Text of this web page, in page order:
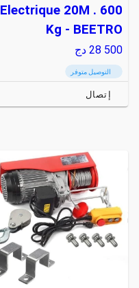
Electrique 20M . 600
Kg - BEETRO
28 500 دج
التوصيل متوفر
إتصال